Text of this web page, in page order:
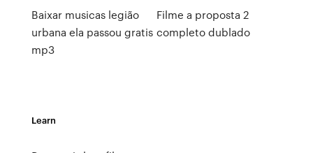
Baixar musicas legião
urbana ela passou gratis
mp3
Filme a proposta 2
completo dublado
Learn